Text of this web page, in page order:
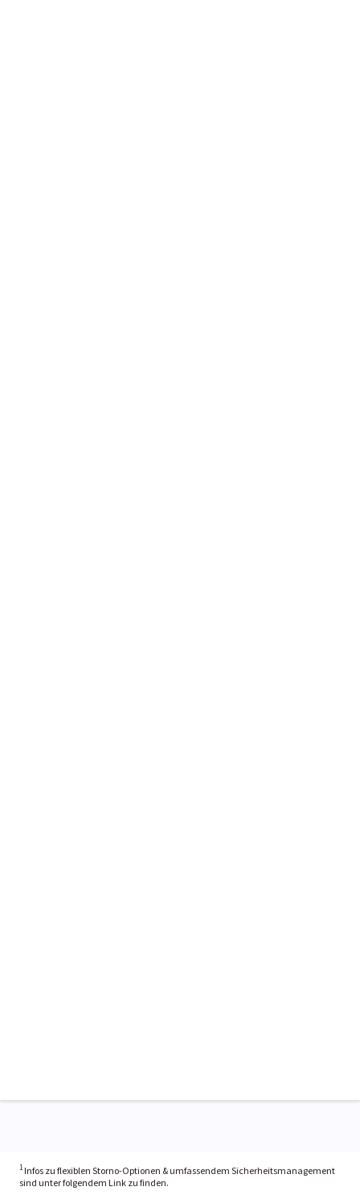
1 Infos zu flexiblen Storno-Optionen & umfassendem Sicherheitsmanagement
sind unter folgendem Link zu finden.